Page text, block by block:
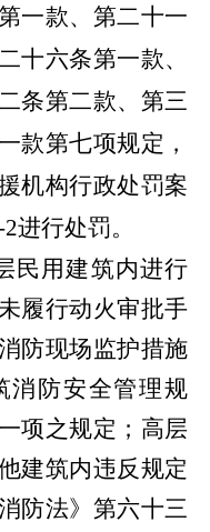
一款、第二十一
十六条第一款、
条第二款、第三
款第七项规定，
机构行政处罚案
进行处罚。
民用建筑内进行
履行动火审批手
防现场监护措施
消防安全管理规
项之规定；高层
建筑内违反规定
防法》第六十三